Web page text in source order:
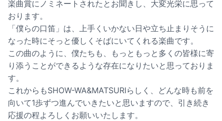
楽曲賞にノミネートされたとお聞きし、大変光栄に思って
おります。
「僕らの口笛」は、上手くいかない日や立ち止まりそうに
なった時にそっと優しくそばにいてくれる楽曲です。
この曲のように、僕たちも、もっともっと多くの皆様に寄
り添うことができるような存在になりたいと思っておりま
す。
これからもSHOW-WA&MATSURIらしく、どんな時も前を
向いて1歩ずつ進んでいきたいと思いますので、引き続き
応援の程よろしくお願いいたします。